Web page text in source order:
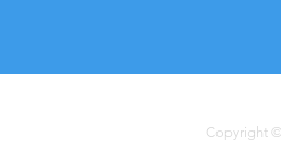
Copyright